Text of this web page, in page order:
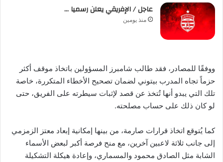
عاجل / الإفريقي يعلن رسميا …
منذ يومين
ووفقًا للمصادر، فقد طالب شامبرز المسؤولين باتخاذ موقف أكثر
حزماً تجاه المدرب بيتوني لضمان تصحيح الأخطاء المتكررة، خاصة
تلك التي يبدو أنها تُتخذ عن قصد لإثبات سيطرته على الفريق، حتى
لو كان ذلك على حساب مصلحته.
كما يُتوقع اتخاذ قرارات صارمة، من بينها إمكانية إبعاد معتز الزمزمي
إلى جانب ثلاثة لاعبين آخرين، مع منح فرصة أكبر لبعض الأسماء
الشابة مثل الصادق محمود والمسماري، وإعادة هيكلة التشكيلة